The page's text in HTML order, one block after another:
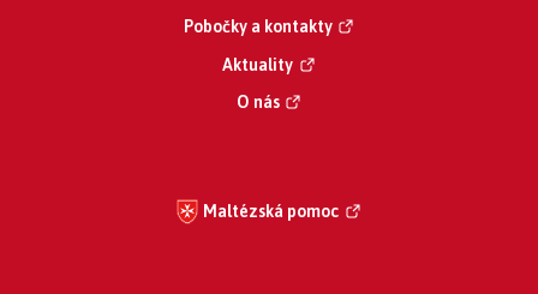
Pobočky a kontakty
Aktuality
O nás
Maltézská pomoc